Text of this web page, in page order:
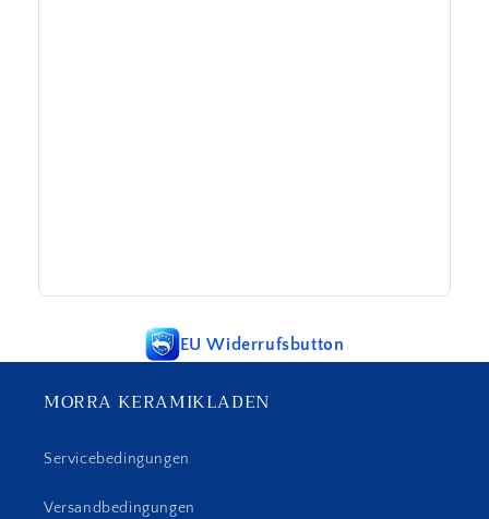
EU Widerrufsbutton
MORRA KERAMIKLADEN
Servicebedingungen
Versandbedingungen